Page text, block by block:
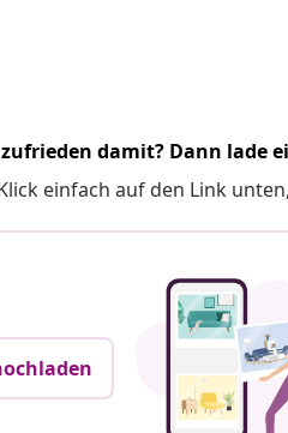
damit? Dann lade
einfach auf den Link